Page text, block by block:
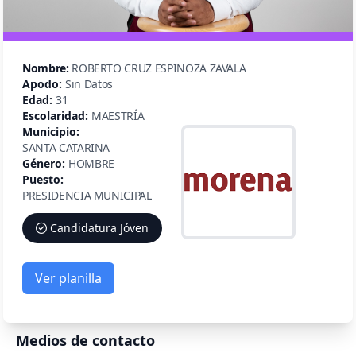
Nombre: ROBERTO CRUZ ESPINOZA ZAVALA
Apodo: Sin Datos
Edad: 31
Escolaridad: MAESTRÍA
Municipio:
SANTA CATARINA
Género: HOMBRE
Puesto:
PRESIDENCIA MUNICIPAL
Candidatura Jóven
Ver planilla
Medios de contacto